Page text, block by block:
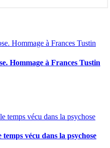
Hommage à Frances Tustin
vécu dans la psychose